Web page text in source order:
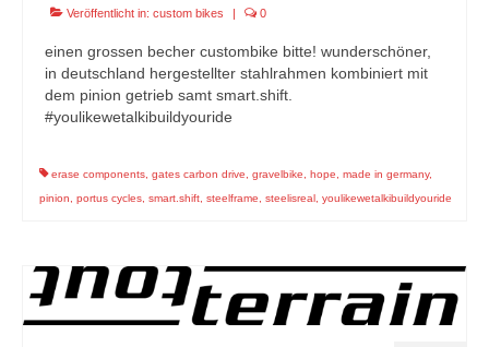
Veröffentlicht in: custom bikes | 0
einen grossen becher custombike bitte! wunderschöner,
in deutschland hergestellter stahlrahmen kombiniert mit
dem pinion getrieb samt smart.shift.
#youlikewetalkibuildyouride
erase components gates carbon drive gravelbike hope made in germany,
pinion
portus cycles smart.shift steelframe steelisreal youlikewetalkibuildyouride